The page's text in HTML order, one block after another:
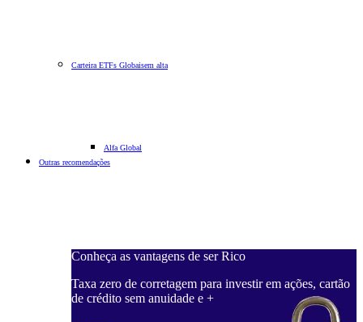
Carteira ETFs Globaisem alta
Alfa Global
Outras recomendações
Conheça as vantagens de ser Rico
Taxa zero de corretagem para investir em ações, cartão
de crédito sem anuidade e +